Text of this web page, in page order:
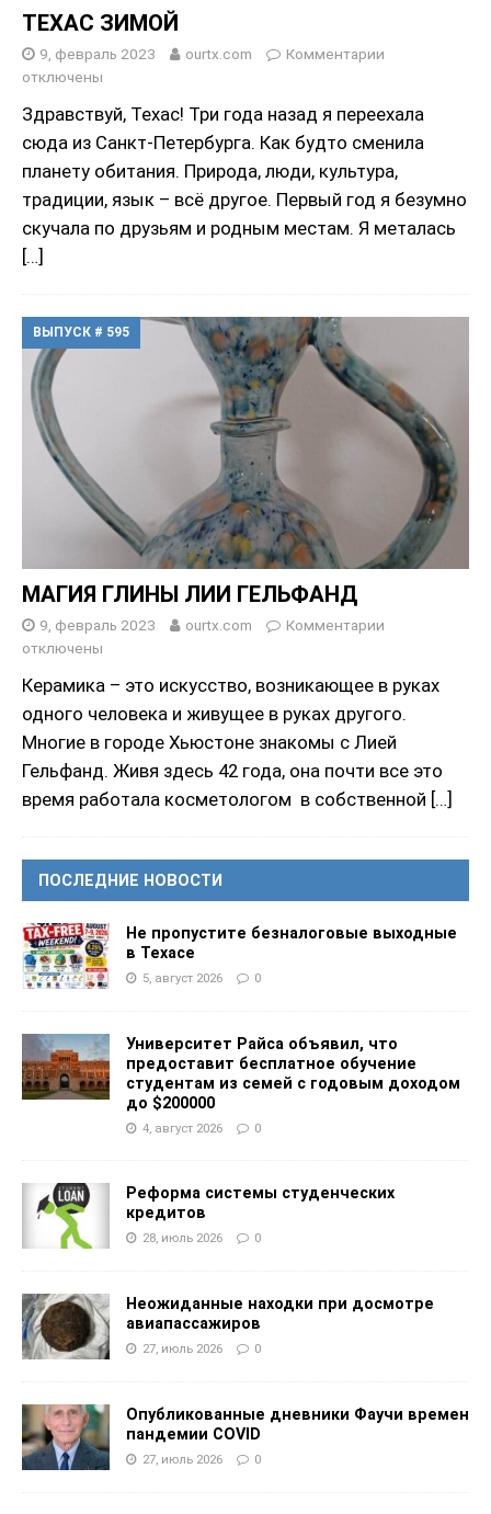
ТЕХАС ЗИМОЙ
9, февраль 2023 ourtx.com
Комментарии
отключены
Здравствуй, Техас! Три года назад я переехала
сюда из Санкт-Петербурга. Как будто сменила
планету обитания. Природа, люди, культура,
традиции, язык – всё другое. Первый год я безумно
скучала по друзьям и родным местам. Я металась
[…]
ВЫПУСК # 595
МАГИЯ ГЛИНЫ ЛИИ ГЕЛЬФАНД
9, февраль 2023 ourtx.com
Комментарии
отключены
Керамика – это искусство, возникающее в руках
одного человека и живущее в руках другого.
Многие в городе Хьюстоне знакомы с Лией
Гельфанд. Живя здесь 42 года, она почти все это
время работала косметологом в собственной […]
ПОСЛЕДНИЕ НОВОСТИ
Не пропустите безналоговые выходные
в Техасе
5, август 2026 0
Университет Райса объявил, что
предоставит бесплатное обучение
студентам из семей с годовым доходом
до $200000
4, август 2026 0
Реформа системы студенческих
кредитов
28, июль 2026 0
Неожиданные находки при досмотре
авиапассажиров
27, июль 2026 0
Опубликованные дневники Фаучи времен
пандемии COVID
27, июль 2026 0